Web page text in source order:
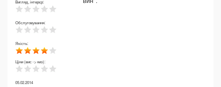
Вигляд, інтерєр:
Обслуговування:
Якість:
Ціни (вис -> низ):
05.02.2014